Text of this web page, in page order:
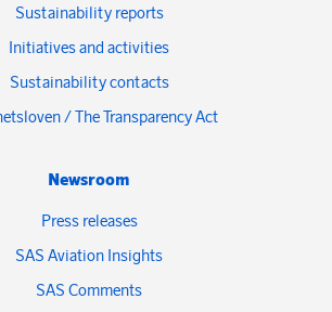
Sustainability reports
Initiatives and activities
Sustainability contacts
/ The Transparency Act
Newsroom
Press releases
SAS Aviation Insights
SAS Comments